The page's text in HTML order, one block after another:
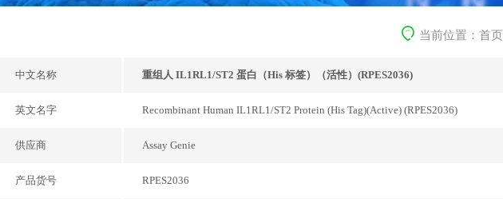
当前位置： 首页
中文名称 重组人 IL1RL1/ST2 蛋白（His 标签）（活性）(RPES2036)
英文名字 Recombinant Human IL1RL1/ST2 Protein (His Tag)(Active) (RPES2036)
供应商 Assay Genie
产品货号 RPES2036